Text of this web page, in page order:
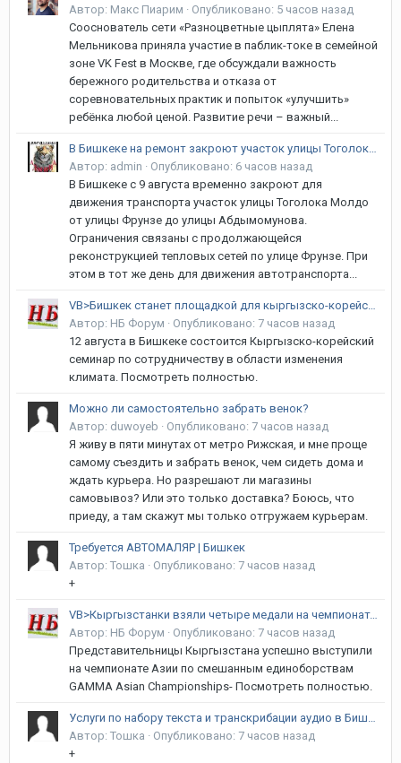
Автор: Макс Пиарим · Опубликовано: 5 часов назад
Сооснователь сети «Разноцветные цыплята» Елена
Мельникова приняла участие в паблик-токе в семейной
зоне VK Fest в Москве, где обсуждали важность
бережного родительства и отказа от
соревновательных практик и попыток «улучшить»
ребёнка любой ценой. Развитие речи – важный...
В Бишкеке на ремонт закроют участок улицы Тоголока Молдо
Автор: admin · Опубликовано: 6 часов назад
В Бишкеке с 9 августа временно закроют для
движения транспорта участок улицы Тоголока Молдо
от улицы Фрунзе до улицы Абдымомунова.
Ограничения связаны с продолжающейся
реконструкцией тепловых сетей по улице Фрунзе. При
этом в тот же день для движения автотранспорта...
VB>Бишкек станет площадкой для кыргызско-корейского климатического диалога
Автор: НБ Форум · Опубликовано: 7 часов назад
12 августа в Бишкеке состоится Кыргызско-корейский
семинар по сотрудничеству в области изменения
климата. Посмотреть полностью.
Можно ли самостоятельно забрать венок?
Автор: duwoyeb · Опубликовано: 7 часов назад
Я живу в пяти минутах от метро Рижская, и мне проще
самому съездить и забрать венок, чем сидеть дома и
ждать курьера. Но разрешают ли магазины
самовывоз? Или это только доставка? Боюсь, что
приеду, а там скажут мы только отгружаем курьерам.
Требуется АВТОМАЛЯР | Бишкек
Автор: Тошка · Опубликовано: 7 часов назад
+
VB>Кыргызстанки взяли четыре медали на чемпионате Азии по MMA
Автор: НБ Форум · Опубликовано: 7 часов назад
Представительницы Кыргызстана успешно выступили
на чемпионате Азии по смешанным единоборствам
GAMMA Asian Championships- Посмотреть полностью.
Услуги по набору текста и транскрибации аудио в Бишкеке | Формулы, Таблицы, Кыргызский язык
Автор: Тошка · Опубликовано: 7 часов назад
+